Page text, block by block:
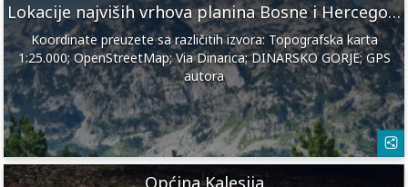
Lokacije najviših vrhova planina Bosne i Hercegovine
Koordinate preuzete sa različitih izvora: Topografska karta
1:25.000; OpenStreetMap; Via Dinarica; DINARSKO GORJE; GPS
autora
Općina Kalesija